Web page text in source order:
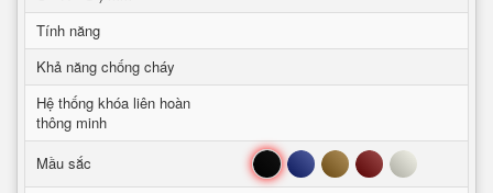
Tính năng
Khả năng chống cháy
Hệ thống khóa liên hoàn
thông minh
Mầu sắc
Đen Xanh Nâu Đỏ Trắng